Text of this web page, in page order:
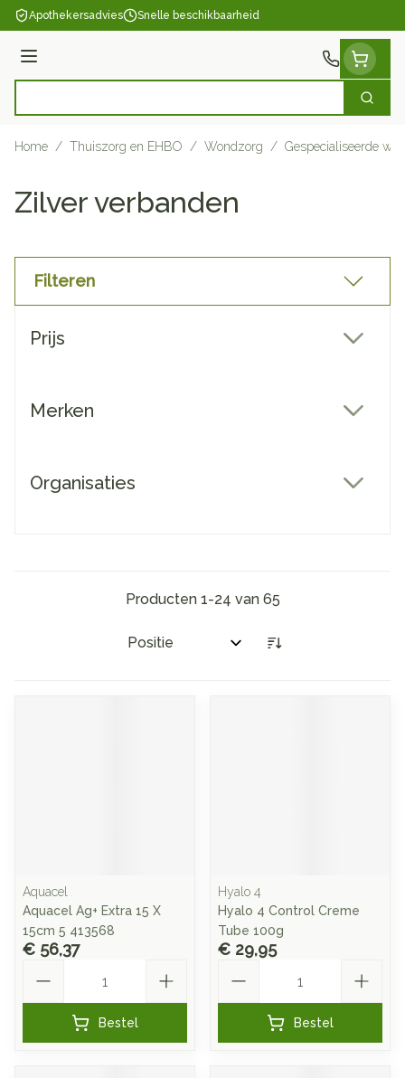
Ga naar de inhoud
Apothekersadvies Snelle beschikbaarheid
Menu
Zoek
Home / Thuiszorg en EHBO / Wondzorg / Gespecialiseerde
Zilver verbanden
Filteren
Prijs
Merken
Organisaties
Producten 1-24 van 65
Sorteer op:
Aquacel
Aquacel Ag+ Extra 15 X
15cm 5 413568
€ 56,37
Bestel
Hyalo 4
Hyalo 4 Control Creme
Tube 100g
€ 29,95
Bestel